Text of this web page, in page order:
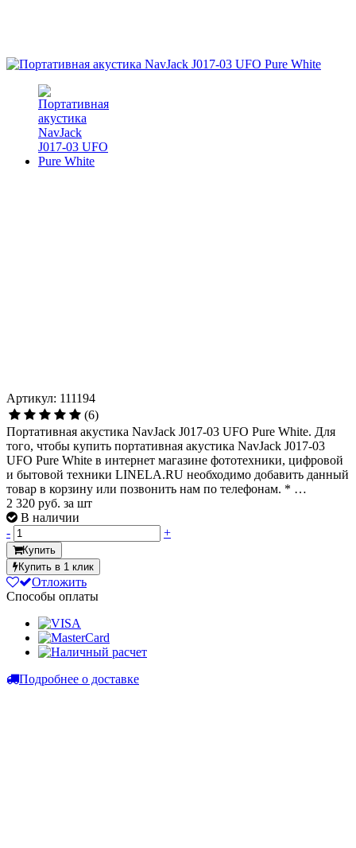
Артикул: 111194
(6)
Портативная акустика NavJack J017-03 UFO Pure White. Для
того, чтобы купить портативная акустика NavJack J017-03
UFO Pure White в интернет магазине фототехники, цифровой
и бытовой техники LINELA.RU необходимо добавить данный
товар в корзину или позвонить нам по телефонам. * …
2 320 руб. за шт
В наличии
-
+
Купить
Купить в 1 клик
Отложить
Способы оплаты
Подробнее о доставке